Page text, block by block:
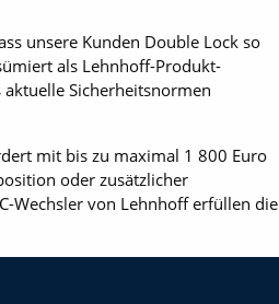
unsere Kunden Double Lock so
als Lehnhoff-Produkt-
Sicherheitsnormen
mit bis zu maximal 1 800 Euro
oder zusätzlicher
Wechsler von Lehnhoff erfüllen die